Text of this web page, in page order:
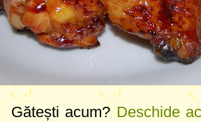
Gătești acum?Deschide